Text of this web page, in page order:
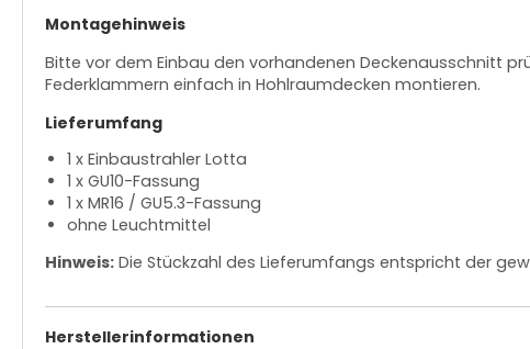
Montagehinweis
Bitte vor dem Einbau den vorhandenen Deckenausschnitt
Federklammern einfach in Hohlraumdecken montieren.
Lieferumfang
1 x Einbaustrahler Lotta
1 x GU10-Fassung
1 x MR16 / GU5.3-Fassung
ohne Leuchtmittel
Hinweis: Die Stückzahl des Lieferumfangs entspricht der
Herstellerinformationen